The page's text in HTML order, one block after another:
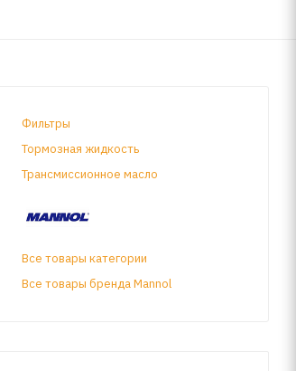
Фильтры
Тормозная жидкость
Трансмиссионное масло
Все товары категории
Все товары бренда Mannol